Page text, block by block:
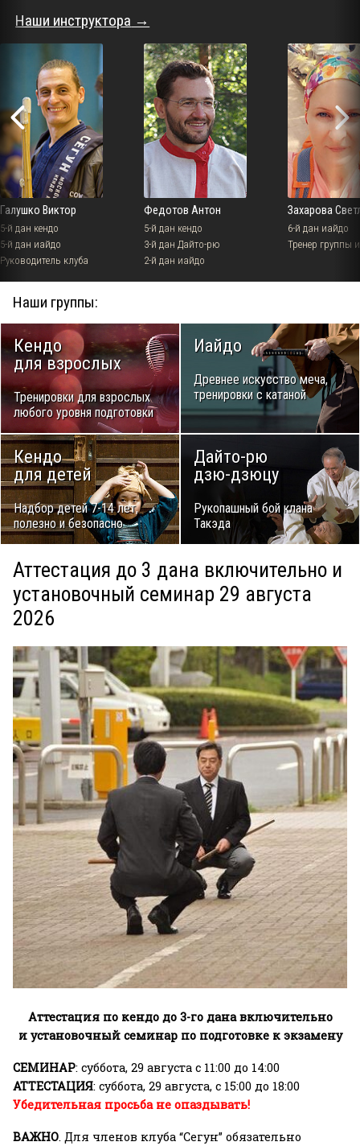
Наши инструктора
Галушко Виктор
5-й дан кендо
5-й дан иайдо
Руководитель клуба
Федотов Антон
5-й дан кендо
3-й дан Дайто-рю
2-й дан иайдо
Захарова
6-й дан иайдо
Тренер группы
Наши группы:
Кендо
для взрослых
Тренировки для взрослых
любого уровня подготовки
Иайдо
Древнее искусство меча,
тренировки с катаной
Кендо
для детей
Надбор детей 7-14 лет,
полезно и безопасно
Дайто-рю
дзю-дзюцу
Рукопашный бой клана
Такэда
Аттестация до 3 дана включительно и
установочный семинар 29 августа
2026
Аттестация по кендо до 3-го дана включительно
и установочный семинар по подготовке к экзамену
СЕМИНАР: суббота, 29 августа с 11:00 до 14:00
АТТЕСТАЦИЯ: суббота, 29 августа, с 15:00 до 18:00
Убедительная просьба не опаздывать!
ВАЖНО. Для членов клуба “Сегун” обязательно